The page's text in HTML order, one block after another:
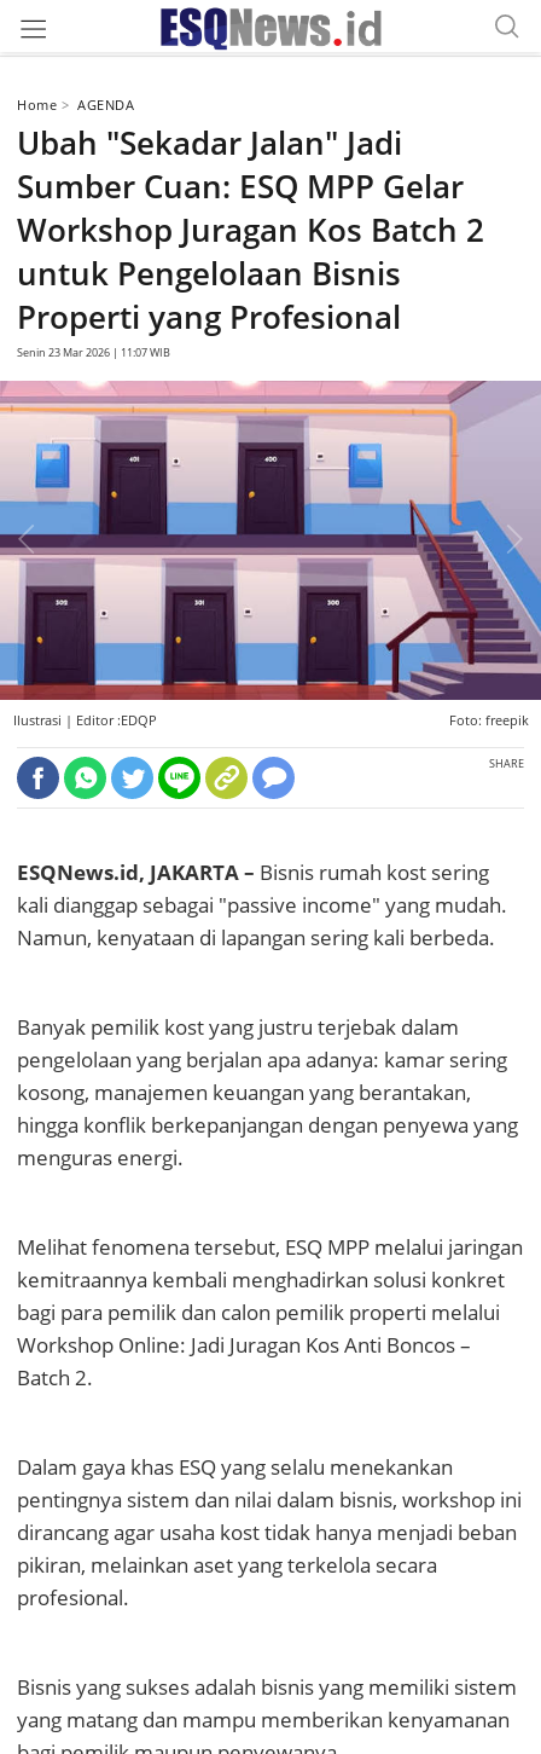
Home AGENDA
Ubah "Sekadar Jalan" Jadi
Sumber Cuan: ESQ MPP Gelar
Workshop Juragan Kos Batch 2
untuk Pengelolaan Bisnis
Properti yang Profesional
Senin 23 Mar 2026 | 11:07 WIB
Ilustrasi | Editor :EDQP Foto: freepik
SHARE
ESQNews.id, JAKARTA – Bisnis rumah kost sering
kali dianggap sebagai "passive income" yang mudah.
Namun, kenyataan di lapangan sering kali berbeda.
Banyak pemilik kost yang justru terjebak dalam
pengelolaan yang berjalan apa adanya: kamar sering
kosong, manajemen keuangan yang berantakan,
hingga konflik berkepanjangan dengan penyewa yang
menguras energi.
Melihat fenomena tersebut, ESQ MPP melalui jaringan
kemitraannya kembali menghadirkan solusi konkret
bagi para pemilik dan calon pemilik properti melalui
Workshop Online: Jadi Juragan Kos Anti Boncos –
Batch 2.
Dalam gaya khas ESQ yang selalu menekankan
pentingnya sistem dan nilai dalam bisnis, workshop ini
dirancang agar usaha kost tidak hanya menjadi beban
pikiran, melainkan aset yang terkelola secara
profesional.
Bisnis yang sukses adalah bisnis yang memiliki sistem
yang matang dan mampu memberikan kenyamanan